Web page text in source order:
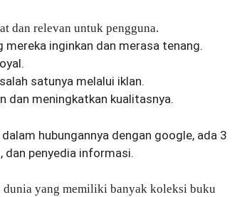
dan relevan untuk pengguna.
inginkan dan merasa tenang.
satunya melalui iklan.
dan meningkatkan kualitasnya.
hubungannya dengan google, ada 3
dan penyedia informasi.
dunia yang memiliki banyak koleksi buku